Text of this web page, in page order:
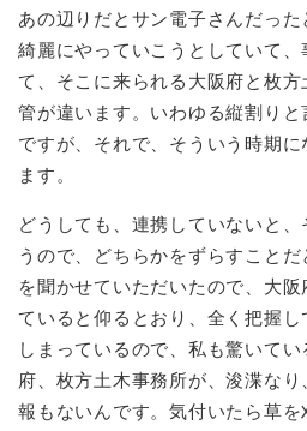
あの辺りだとサン電子さんだっ
綺麗にやっていこうとしていて
て、そこに来られる大阪府と枚
管が違います。いわゆる縦割り
ですが、それで、そういう時期
ます。
どうしても、連携していないと
うので、どちらかをずらすこと
を聞かせていただいたので、大
ていると仰るとおり、全く把握
しまっているので、私も驚いて
府、枚方土木事務所が、浚渫な
報もないんです。気付いたら草を